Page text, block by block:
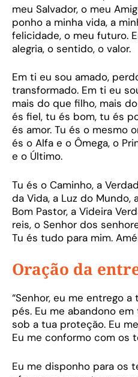
meu Salvador, o meu
ponho a minha vida, a
felicidade, o meu futuro.
alegria, o sentido, o valor.
Em ti eu sou amado,
transformado. Em ti eu
mais do que filho, mais
és fiel, tu és bom, tu és
és amor. Tu és o mesmo
és o Alfa e o Ômega, o
e o Último.
Tu és o Caminho, a
da Vida, a Luz do Mundo,
Bom Pastor, a Videira
reis, o Senhor dos
Tu és tudo para mim.
Oração da
“Senhor, eu me entrego
pés. Eu me abandono
sob a tua proteção. Eu
Eu me conformo com os
Eu me disponho para os